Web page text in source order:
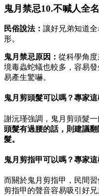
鬼月禁忌10.不喊人全
民俗說法： 讓好兄弟知道
形。
鬼月禁忌原因： 從科學角
境毒蟲蛇蟻也較多，容易
易產生驚嚇。
鬼月剪頭髮可以嗎？專家
謝沅瑾強調，鬼月剪頭髮
頭髮有過腰的話，則建議
髮。
鬼月剪指甲可以嗎？專家
而關於鬼月剪指甲，民間
剪指甲的聲音容易吸引好